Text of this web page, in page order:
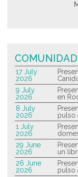
COMUNIDAD
17 July
2026
9 July
2026
en
8 July
2026
pulso
1 July
2026
29 June
2026
un
26 June
2026
pulso